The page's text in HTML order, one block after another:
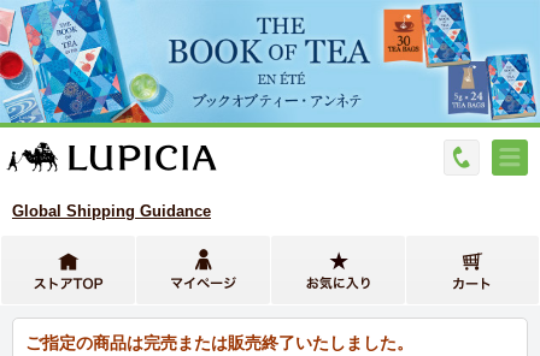
Global Shipping Guidance
ご指定の商品は完売または販売終了いたしました。